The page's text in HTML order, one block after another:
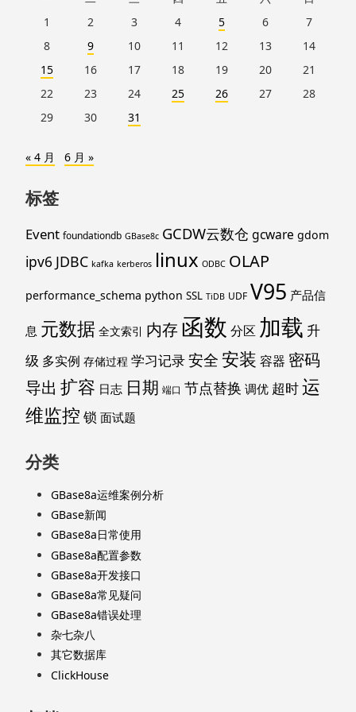
1
2 3 4 5 6
7
8
9 10 11 12 13
14
15
16 17 18 19 20
21
22
23 24 25 26 27
28
29
30 31
« 4 月 6 月 »
标签
Event foundationdb GBase8c GCDW云数仓 gcware gdom
ipv6 JDBC kafka kerberos linux ODBC OLAP
performance_schema python SSL TiDB UDF V95 产品信
息 元数据 全文索引 内存函数 分区 加载 升
级 多实例 存储过程 学习记录安全安装 容器 密码
导出 扩容 日志 日期 端口 节点替换 调优 超时运
维监控 锁 面试题
分类
GBase8a运维案例分析
GBase新闻
GBase8a日常使用
GBase8a配置参数
GBase8a开发接口
GBase8a常见疑问
GBase8a错误处理
杂七杂八
其它数据库
ClickHouse